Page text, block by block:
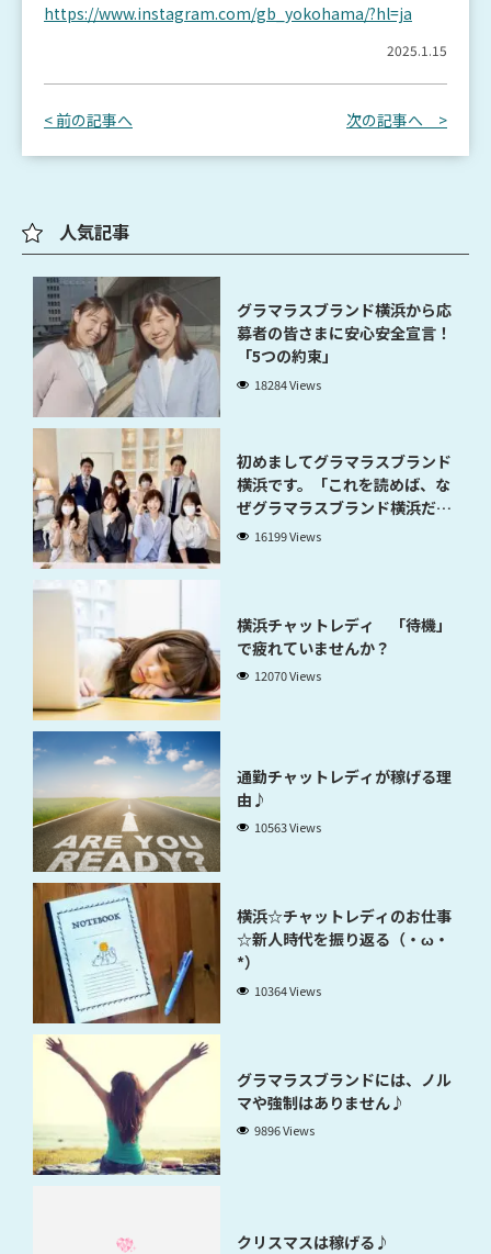
https://www.instagram.com/gb_yokohama/?hl=ja
2025.1.15
< 前の記事へ 次の記事へ >
人気記事
グラマラスブランド横浜から応
募者の皆さまに安心安全宣言！
「5つの約束」
18284 Views
初めましてグラマラスブランド
横浜です。「これを読めば、な
ぜグラマラスブランド横浜だと
稼げるのかが分かります」
16199 Views
横浜チャットレディ 「待機」
で疲れていませんか？
12070 Views
通勤チャットレディが稼げる理
由♪
10563 Views
横浜☆チャットレディのお仕事
☆新人時代を振り返る（・ω・
*）
10364 Views
グラマラスブランドには、ノル
マや強制はありません♪
9896 Views
クリスマスは稼げる♪